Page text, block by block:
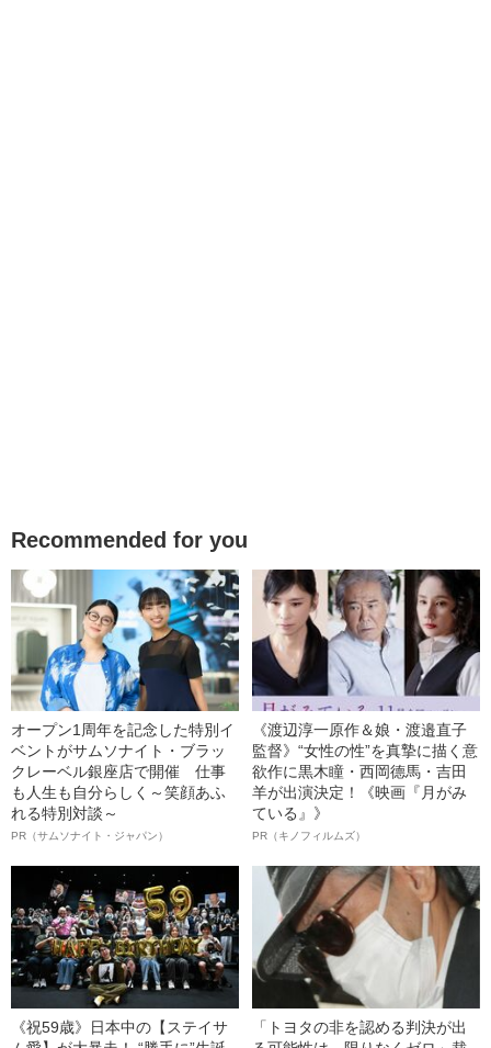
Recommended for you
オープン1周年を記念した特別イ
ベントがサムソナイト・ブラッ
クレーベル銀座店で開催 仕事
も人生も自分らしく～笑顔あふ
れる特別対談～
PR（サムソナイト・ジャパン）
《渡辺淳一原作＆娘・渡邉直子
監督》“女性の性”を真摯に描く意
欲作に黒木瞳・西岡德馬・吉田
羊が出演決定！《映画『月がみ
ている』》
PR（キノフィルムズ）
《祝59歳》日本中の【ステイサ
「トヨタの非を認める判決が出